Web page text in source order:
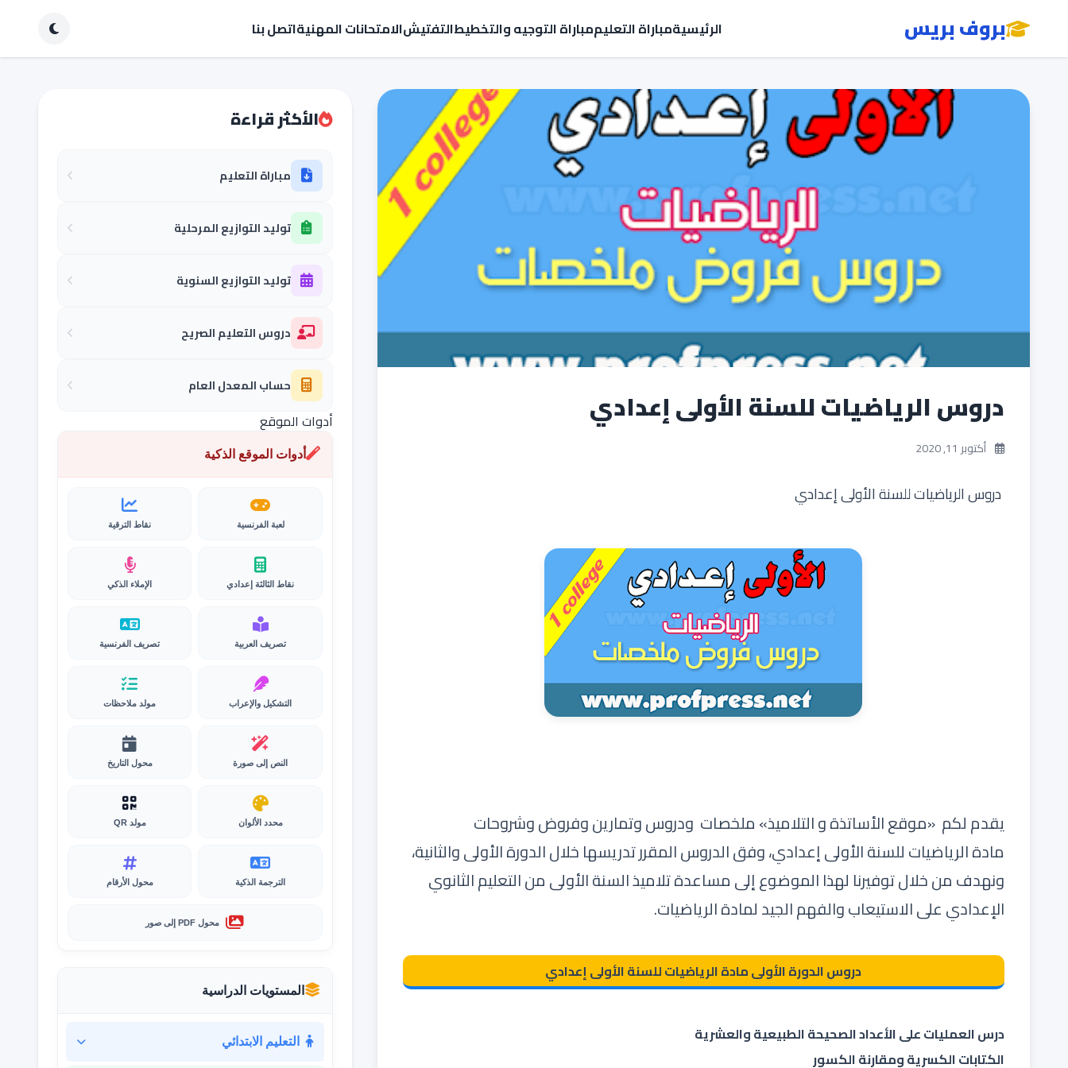
بروف بريس الرئيسيةمباراة التعليممباراة التوجيه والتخطيطالتفتيشالامتحانات المهنيةاتصل بنا
دروس الرياضيات للسنة الأولى إعدادي
أكتوبر 11, 2020
دروس الرياضيات للسنة الأولى إعدادي
يقدم لكم «موقع الأساتذة و التلاميذ» ملخصات ودروس وتمارين وفروض وشروحات
مادةالرياضيات للسنة الأولى إعدادي، وفق الدروس المقرر تدريسها خلال الدورة الأولى والثانية،
ونهدف من خلال توفيرنا لهذا الموضوع إلى مساعدة تلاميذ السنة الأولى من التعليم الثانوي
الإعدادي على الاستيعاب والفهم الجيد لمادة الرياضيات.
دروس الدورة الأولى مادة الرياضيات للسنة الأولى إعدادي
درس العمليات على الأعداد الصحيحة الطبيعية والعشرية
الكتابات الكسرية ومقارنة الكسور
الأكثر قراءة
مباراة التعليم
توليد التوازيع المرحلية
توليد التوازيع السنوية
دروس التعليم الصريح
حساب المعدل العام
أدوات الموقع
أدوات الموقع الذكية
لعبة الفرنسية نقاط الترقية
نقاط الثالثة إعدادي الإملاء الذكي
تصريف العربية تصريف الفرنسية
التشكيل والإعراب مولد ملاحظات
النص إلى صورة محول التاريخ
محدد الألوان مولد QR
الترجمة الذكية محول الأرقام
محول PDF إلى صور
المستويات الدراسية
التعليم الابتدائي